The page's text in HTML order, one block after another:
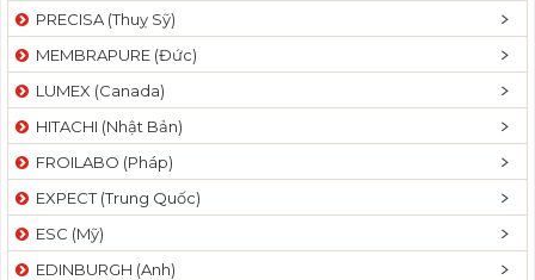
PRECISA (Thuỵ Sỹ)
MEMBRAPURE (Đức)
LUMEX (Canada)
HITACHI (Nhật Bản)
FROILABO (Pháp)
EXPECT (Trung Quốc)
ESC (Mỹ)
EDINBURGH (Anh)